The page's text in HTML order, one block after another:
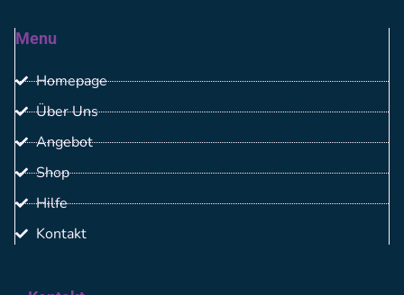
Menu
Homepage
Über Uns
Angebot
Shop
Hilfe
Kontakt